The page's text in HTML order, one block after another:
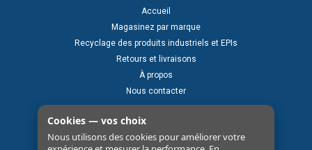
Accueil
Magasinez par marque
Recyclage des produits industriels et EPIs
Retours et livraisons
À propos
Nous contacter
Cookies — vos choix
Nous utilisons des cookies pour améliorer votre